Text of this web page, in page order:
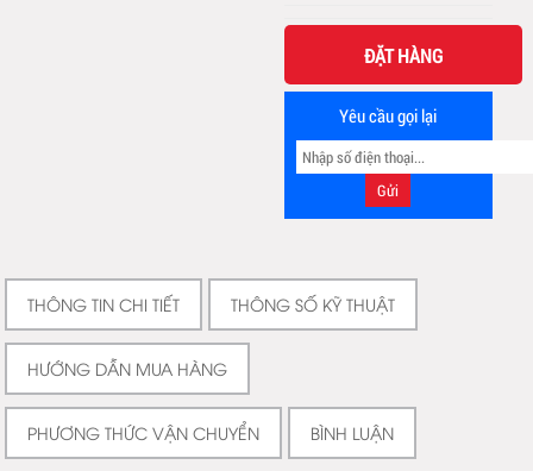
ĐẶT HÀNG
Yêu cầu gọi lại
THÔNG TIN CHI TIẾT THÔNG SỐ KỸ THUẬT
HƯỚNG DẪN MUA HÀNG
PHƯƠNG THỨC VẬN CHUYỂN BÌNH LUẬN